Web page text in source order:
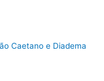
Caetano e Diadema